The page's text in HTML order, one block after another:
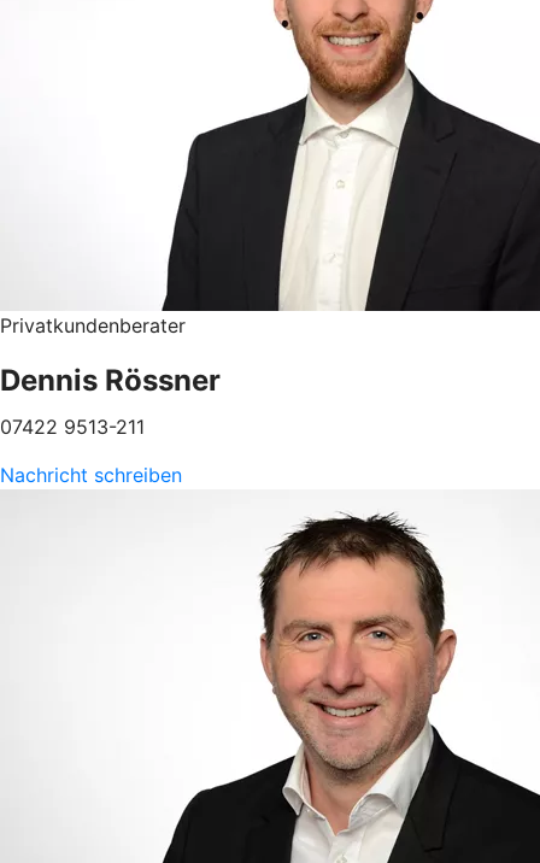
Privatkundenberater
Dennis Rössner
07422 9513-211
Nachricht schreiben